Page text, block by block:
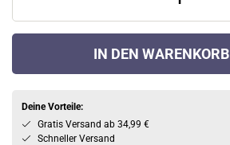
IN DEN WARENKORB
Deine Vorteile:
Gratis Versand ab 34,99 €
Schneller Versand